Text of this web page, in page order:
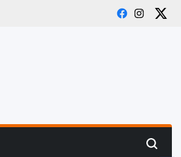
FacebookX
Search